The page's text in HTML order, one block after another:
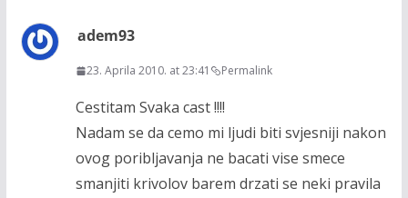
adem93
23. Aprila 2010. at 23:41 Permalink
Cestitam Svaka cast !!!!
Nadam se da cemo mi ljudi biti svjesniji nakon
ovog poribljavanja ne bacati vise smece
smanjiti krivolov barem drzati se neki pravila